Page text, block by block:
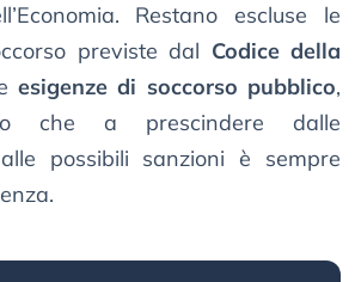
Restano escluse le
previste dal Codice della
esigenze di soccorso pubblico,
che a prescindere dalle
possibili sanzioni è sempre